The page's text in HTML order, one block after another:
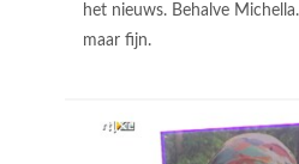
het nieuws. Behalve
maar fijn.